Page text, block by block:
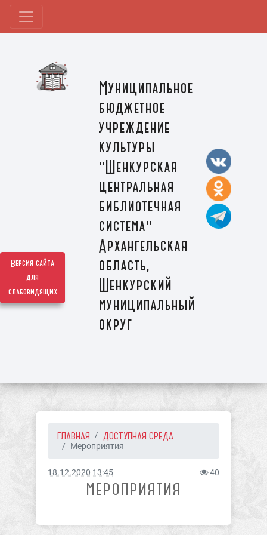
Версия сайта
для
слабовидящих
Муниципальное
бюджетное
учреждение
культуры
"Шенкурская
центральная
библиотечная
система"
Архангельская
область,
Шенкурский
муниципальный
округ
ГЛАВНАЯ ДОСТУПНАЯ СРЕДА
Мероприятия
18.12.2020 13:45 40
МЕРОПРИЯТИЯ